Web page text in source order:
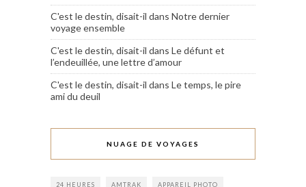
C'est le destin, disait-il dans Notre dernier
voyage ensemble
C'est le destin, disait-il dans Le défunt et
l’endeuillée, une lettre d’amour
C'est le destin, disait-il dans Le temps, le pire
ami du deuil
NUAGE DE VOYAGES
24 HEURES AMTRAK APPAREIL PHOTO